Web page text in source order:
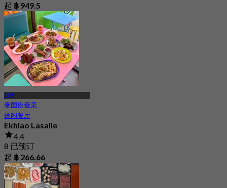
起 ฿ 949.5
邦纳
泰国依善菜
休闲餐厅
Ekhiao Lasalle
4.4
8 已预订
起 ฿ 266.66